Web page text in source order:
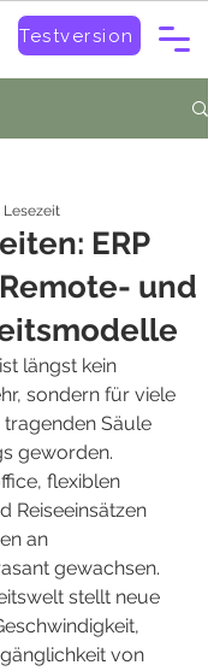
Testversion
ERP
und
Lesezeit
längst kein
sondern für viele
Säule
geworden.
flexiblen
Reiseeinsätzen
an
gewachsen.
stellt neue
von